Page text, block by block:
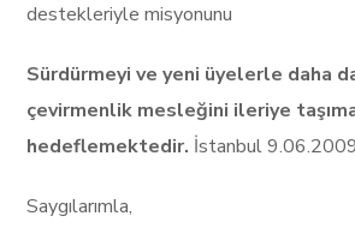
destekleriyle misyonunu
Sürdürmeyi ve yeni üyelerle daha
çevirmenlik mesleğini ileriye
hedeflemektedir. İstanbul 9.06.2009
Saygılarımla,